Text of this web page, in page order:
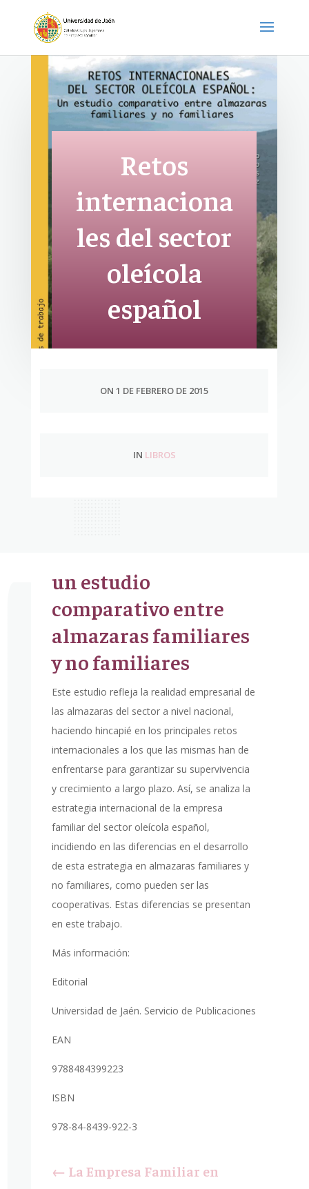
Retos
internaciona
les del sector
oleícola
español
ON 1 DE FEBRERO DE 2015
IN LIBROS
un estudio
comparativo entre
almazaras familiares
y no familiares
Este estudio refleja la realidad empresarial de
las almazaras del sector a nivel nacional,
haciendo hincapié en los principales retos
internacionales a los que las mismas han de
enfrentarse para garantizar su supervivencia
y crecimiento a largo plazo. Así, se analiza la
estrategia internacional de la empresa
familiar del sector oleícola español,
incidiendo en las diferencias en el desarrollo
de esta estrategia en almazaras familiares y
no familiares, como pueden ser las
cooperativas. Estas diferencias se presentan
en este trabajo.
Más información:
Editorial
Universidad de Jaén. Servicio de Publicaciones
EAN
9788484399223
ISBN
978-84-8439-922-3
← La Empresa Familiar en